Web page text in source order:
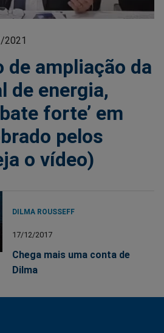
de ampliação da
de energia,
forte’ em
pelos
o vídeo)
DILMA ROUSSEFF
17/12/2017
Chega mais uma conta de
Dilma